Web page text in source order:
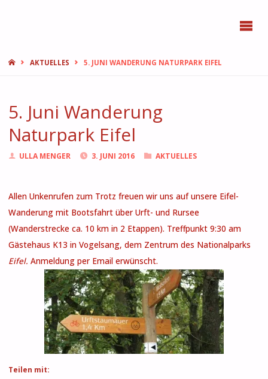
STARTAKTUELLES 5. JUNI WANDERUNG NATURPARK EIFEL
5. Juni Wanderung
Naturpark Eifel
ULLA MENGER 3. JUNI 2016 AKTUELLES
Allen Unkenrufen zum Trotz freuen wir uns auf unsere Eifel-
Wanderung mit Bootsfahrt über Urft- und Rursee
(Wanderstrecke ca. 10 km in 2 Etappen). Treffpunkt 9:30 am
Gästehaus K13 in Vogelsang, dem Zentrum des Nationalparks
Eifel. Anmeldung per Email erwünscht.
Teilen mit: